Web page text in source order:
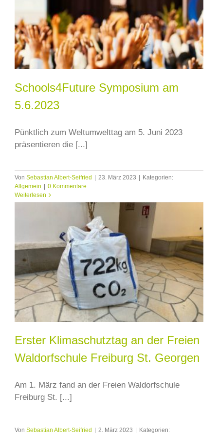
Schools4Future Symposium am
5.6.2023
Pünktlich zum Weltumwelttag am 5. Juni 2023
präsentieren die [...]
Von Sebastian Albert-Seifried | 23. März 2023 | Kategorien:
Allgemein | 0 Kommentare
Weiterlesen
Erster Klimaschutztag an der Freien
Waldorfschule Freiburg St. Georgen
Am 1. März fand an der Freien Waldorfschule
Freiburg St. [...]
Von Sebastian Albert-Seifried | 2. März 2023 | Kategorien: